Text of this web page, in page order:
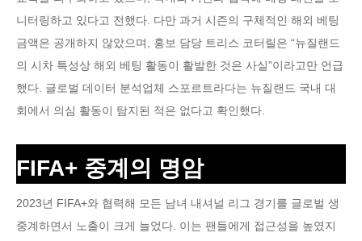
니터링하고 있다고 전했다. 다만 과거 시즌의 구체적인 해외 베팅
금액은 공개하지 않았으며, 홍보 담당 트리스 코터릴은 “뉴질랜드
의 시차 특성상 해외 베팅 활동이 활발한 것은 사실”이라고만 언급
했다. 글로벌 데이터 분석업체 스포르트라다는 뉴질랜드 국내 대
회에서 의심 활동이 탐지된 적은 없다고 확인했다.
FIFA+ 중계의 명암
2023년 FIFA+와 협력해 모든 남녀 내셔널 리그 경기를 글로벌 생
중계하면서 노출이 크게 늘었다. 이는 팬들에게 접근성을 높였지